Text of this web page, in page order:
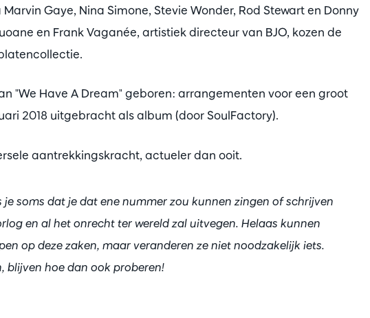
Gaye, Nina Simone, Stevie Wonder, Rod Stewart en Donny
en Frank Vaganée, artistiek directeur van BJO, kozen de
"We Have A Dream" geboren: arrangementen voor een groot
2018 uitgebracht als album (door SoulFactory).
aantrekkingskracht, actueler dan ooit.
soms dat je dat ene nummer zou kunnen zingen of schrijven
en al het onrecht ter wereld zal uitvegen. Helaas kunnen
op deze zaken, maar veranderen ze niet noodzakelijk iets.
blijven hoe dan ook proberen!